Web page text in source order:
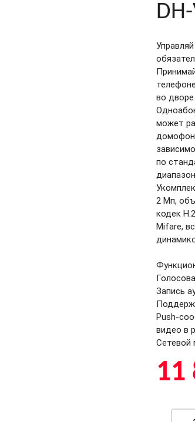
во
может
по
2 Мп,
кодек
Mifare,
Запись
Push-
видео в
Сетевой
11